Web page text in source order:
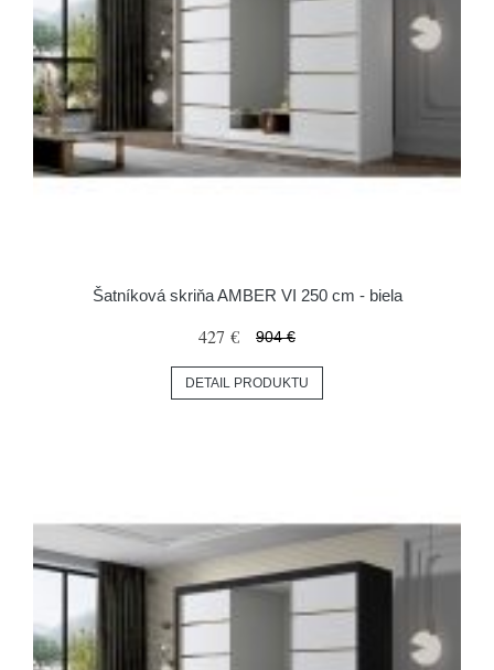
Šatníková skriňa AMBER VI 250 cm - biela
427 € 904 €
DETAIL PRODUKTU